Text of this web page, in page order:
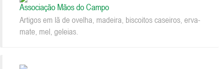
Associação Mãos do Campo
Artigos em lã de ovelha, madeira, biscoitos caseiros, erva-
mate, mel, geleias.